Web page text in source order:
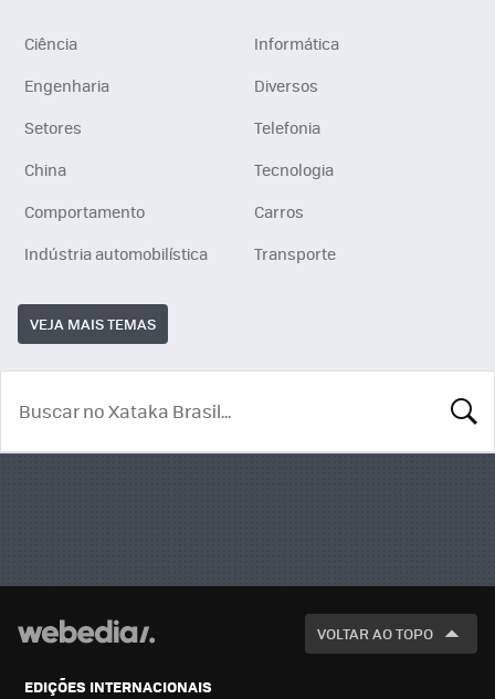
Ciência
Informática
Engenharia
Diversos
Setores
Telefonia
China
Tecnologia
Comportamento
Carros
Indústria automobilística
Transporte
VEJA MAIS TEMAS
VOLTAR AO TOPO
EDIÇÕES INTERNACIONAIS